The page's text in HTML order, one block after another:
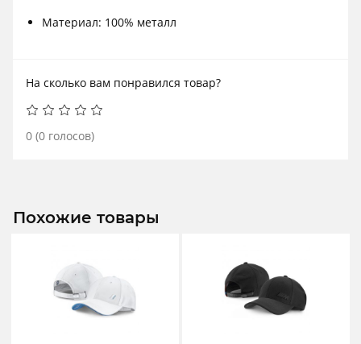
Материал: 100% металл
На сколько вам понравился товар?
0 (0 голосов)
Похожие товары